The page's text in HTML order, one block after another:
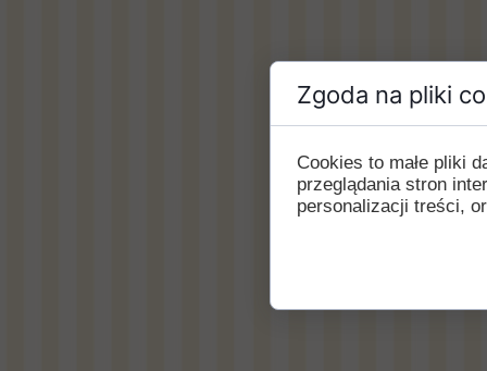
Zgoda na pliki
Cookies to małe pliki
przeglądania stron
personalizacji treści,